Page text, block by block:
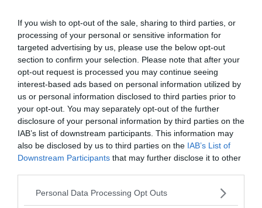
If you wish to opt-out of the sale, sharing to third parties, or
processing of your personal or sensitive information for
targeted advertising by us, please use the below opt-out
section to confirm your selection. Please note that after your
opt-out request is processed you may continue seeing
interest-based ads based on personal information utilized by
us or personal information disclosed to third parties prior to
your opt-out. You may separately opt-out of the further
disclosure of your personal information by third parties on the
IAB’s list of downstream participants. This information may
also be disclosed by us to third parties on the IAB’s List of
Downstream Participants that may further disclose it to other
Please note that this website/app uses one or more Google
Personal Data Processing Opt Outs